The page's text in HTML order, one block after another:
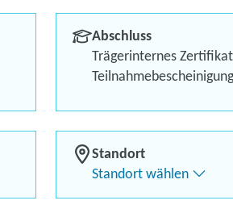
Kursstart garantiert!
Örtlich flexibel dank Live-
Kontaktieren Sie
Abschluss
Trägerinternes
Teilnahmebescheinigung
Standort
Standort wählen